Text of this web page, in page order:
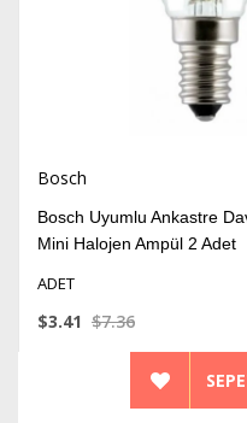
Bosch
Bosch Uyumlu Ankastre
Mini Halojen Ampül 2 Adet
ADET
$3.41 $7.36